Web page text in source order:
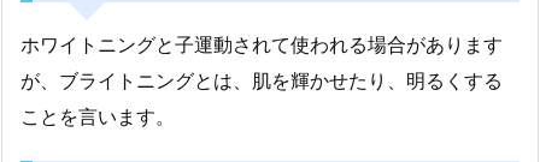
ホワイトニングと子運動されて使われる場合があります
が、ブライトニングとは、肌を輝かせたり、明るくする
ことを言います。